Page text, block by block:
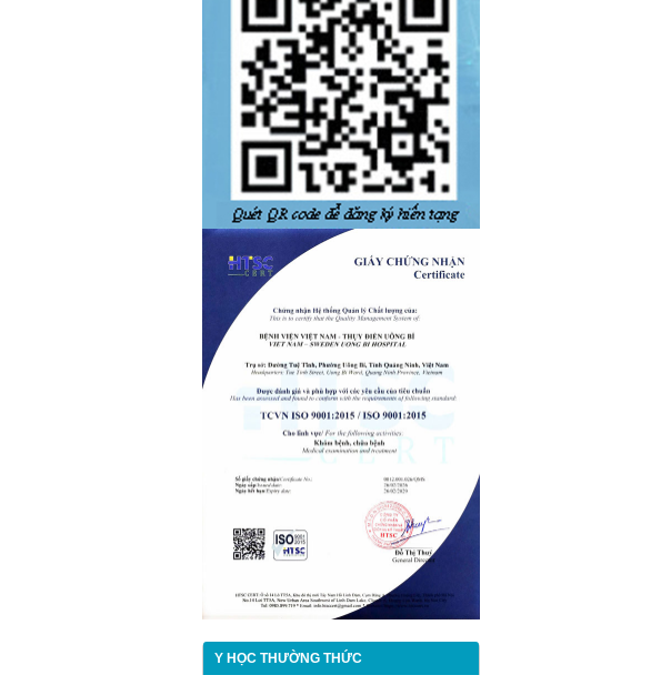
Y HỌC THƯỜNG THỨC